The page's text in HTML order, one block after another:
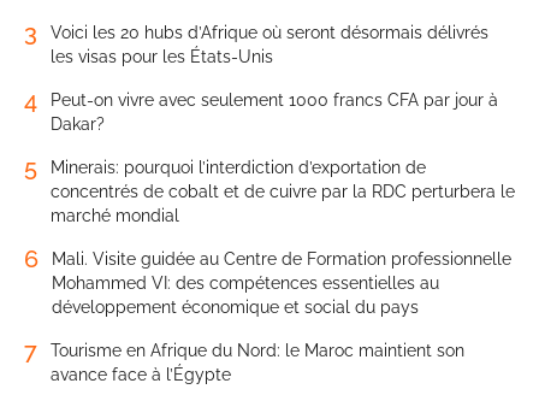
3
Voici les 20 hubs d’Afrique où seront désormais délivrés
les visas pour les États-Unis
4
Peut-on vivre avec seulement 1000 francs CFA par jour à
Dakar?
5
Minerais: pourquoi l’interdiction d’exportation de
concentrés de cobalt et de cuivre par la RDC perturbera le
marché mondial
6
Mali. Visite guidée au Centre de Formation professionnelle
Mohammed VI: des compétences essentielles au
développement économique et social du pays
7
Tourisme en Afrique du Nord: le Maroc maintient son
avance face à l’Égypte